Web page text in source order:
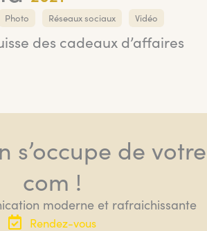
Photo Réseaux sociaux Vidéo
des cadeaux d’affaires
s’occupe de votre
com !
moderne et rafraichissante
Rendez-vous